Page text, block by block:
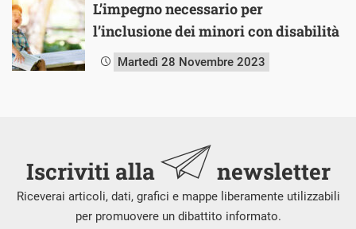
L’impegno necessario per
l’inclusione dei minori con disabilità
Martedì 28 Novembre 2023
Iscriviti alla newsletter
Riceverai articoli, dati, grafici e mappe liberamente utilizzabili
per promuovere un dibattito informato.